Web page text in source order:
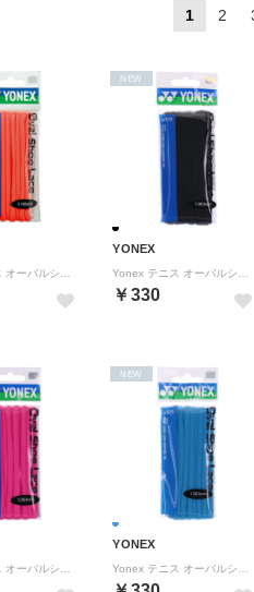
1 2
YONEX
￥330
NEW
YONEX
NEW